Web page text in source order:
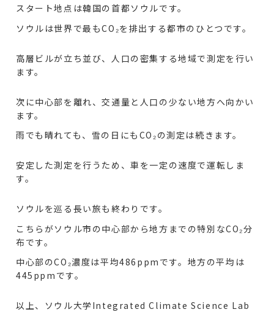
スタート地点は韓国の首都ソウルです。
ソウルは世界で最もCO₂を排出する都市のひとつです。
高層ビルが立ち並び、人口の密集する地域で測定を行い
ます。
次に中心部を離れ、交通量と人口の少ない地方へ向かい
ます。
雨でも晴れても、雪の日にもCO₂の測定は続きます。
安定した測定を行うため、車を一定の速度で運転しま
す。
ソウルを巡る長い旅も終わりです。
こちらがソウル市の中心部から地方までの特別なCO₂分
布です。
中心部のCO₂濃度は平均486ppmです。地方の平均は
445ppmです。
以上、ソウル大学Integrated Climate Science Lab